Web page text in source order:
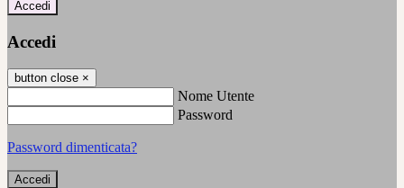
Accedi
Accedi
button close ×
Nome Utente
Password
Password dimenticata?